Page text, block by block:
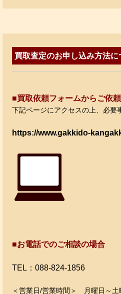
買取査定のお申し込み方法に
■買取依頼フォームからご依
下記ページにアクセスの上、必要
https://www.gakkido-
■お電話でのご相談の場合
TEL：088-824-1856
＜営業日/営業時間＞ 月曜日～